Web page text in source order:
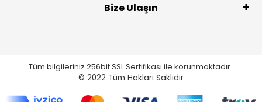
Bize Ulaşın
Tüm bilgileriniz 256bit SSL Sertifikası ile korunmaktadır.
© 2022 Tüm Hakları Saklıdır